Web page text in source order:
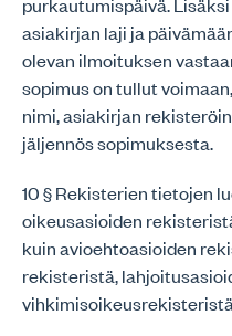
asiakirjan laji ja
olevan ilmoituksen
sopimus on tullut
nimi, asiakirjan
jäljennös sopimuksesta.
10 § Rekisterien tietojen
oikeusasioiden
kuin avioehtoasioiden
rekisteristä,